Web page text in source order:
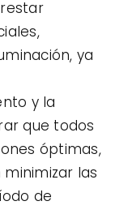
ya
y la
que todos
óptimas,
las
de